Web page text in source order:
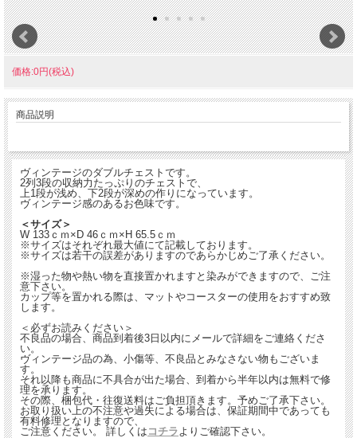
価格:0円(税込)
商品説明
ヴィンテージのダブルチェストです。
2列3段の収納力たっぷりのチェストで、
上1段が浅め、下2段が深めの作りになっています。
ヴィンテージ感のあるお色味です。
＜サイズ＞
W 133ｃｍ×D 46ｃｍ×H 65.5ｃｍ
※サイズはそれぞれ最大値にて記載しております。
※サイズは若干の誤差がありますのであらかじめご了承ください。
※湿った物や熱い物を直接置かれますと染みができますので、ご注
意下さい。
カップ等を置かれる際は、マットやコースターの使用をおすすめ致
します。
＜必ずお読みください＞
不良品の場合、商品到着後3日以内にメールで詳細をご連絡くださ
い。
ヴィンテージ品の為、小傷等、不良品とみなさない物もございま
す。
それ以降も商品に不具合が出た場合、到着から半年以内は無料で修
理を承ります。
その際、梱包代・往復送料はご負担頂きます。予めご了承下さい。
お取り扱い上の不注意や過失による場合は、保証期間中であっても
有料修理となりますので、
ご注意ください。 詳しくは コチラ よりご確認下さい。